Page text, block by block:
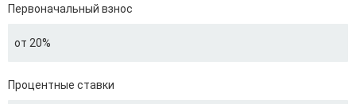
Первоначальный взнос
от 20%
Процентные ставки